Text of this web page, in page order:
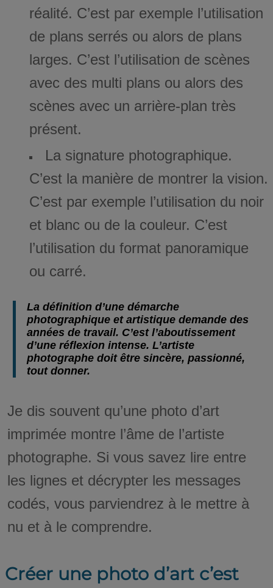
réalité. C’est par exemple l’utilisation
de plans serrés ou alors de plans
larges. C’est l’utilisation de scènes
avec des multi plans ou alors des
scènes avec un arrière-plan très
présent.
La signature photographique.
C’est la manière de montrer la vision.
C’est par exemple l’utilisation du noir
et blanc ou de la couleur. C’est
l’utilisation du format panoramique
ou carré.
La définition d’une démarche
photographique et artistique demande des
années de travail. C’est l’aboutissement
d’une réflexion intense. L’artiste
photographe doit être sincère, passionné,
tout donner.
Je dis souvent qu’une photo d’art
imprimée montre l’âme de l’artiste
photographe. Si vous savez lire entre
les lignes et décrypter les messages
codés, vous parviendrez à le mettre à
nu et à le comprendre.
Créer une photo d’art c’est